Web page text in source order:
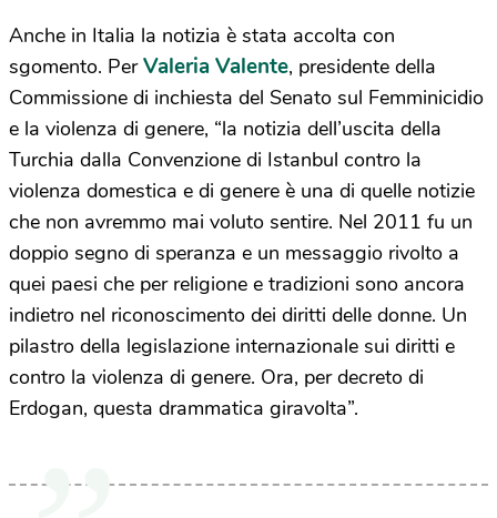
Anche in Italia la notizia è stata accolta con
sgomento. PerValeria Valente, presidente della
Commissione di inchiesta del Senato sul Femminicidio
e la violenza di genere, “la notizia dell’uscita della
Turchia dalla Convenzione di Istanbul contro la
violenza domestica e di genere è una di quelle notizie
che non avremmo mai voluto sentire. Nel 2011 fu un
doppio segno di speranza e un messaggio rivolto a
quei paesi che per religione e tradizioni sono ancora
indietro nel riconoscimento dei diritti delle donne. Un
pilastro della legislazione internazionale sui diritti e
contro la violenza di genere. Ora, per decreto di
Erdogan, questa drammatica giravolta”.